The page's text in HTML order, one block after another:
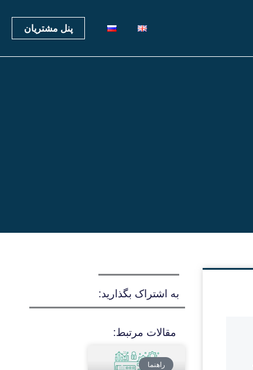
پنل مشتریان
مقالات مرتبط:
راهنما
به اشتراک بگذارید: